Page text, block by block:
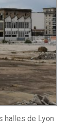
halles de Lyon